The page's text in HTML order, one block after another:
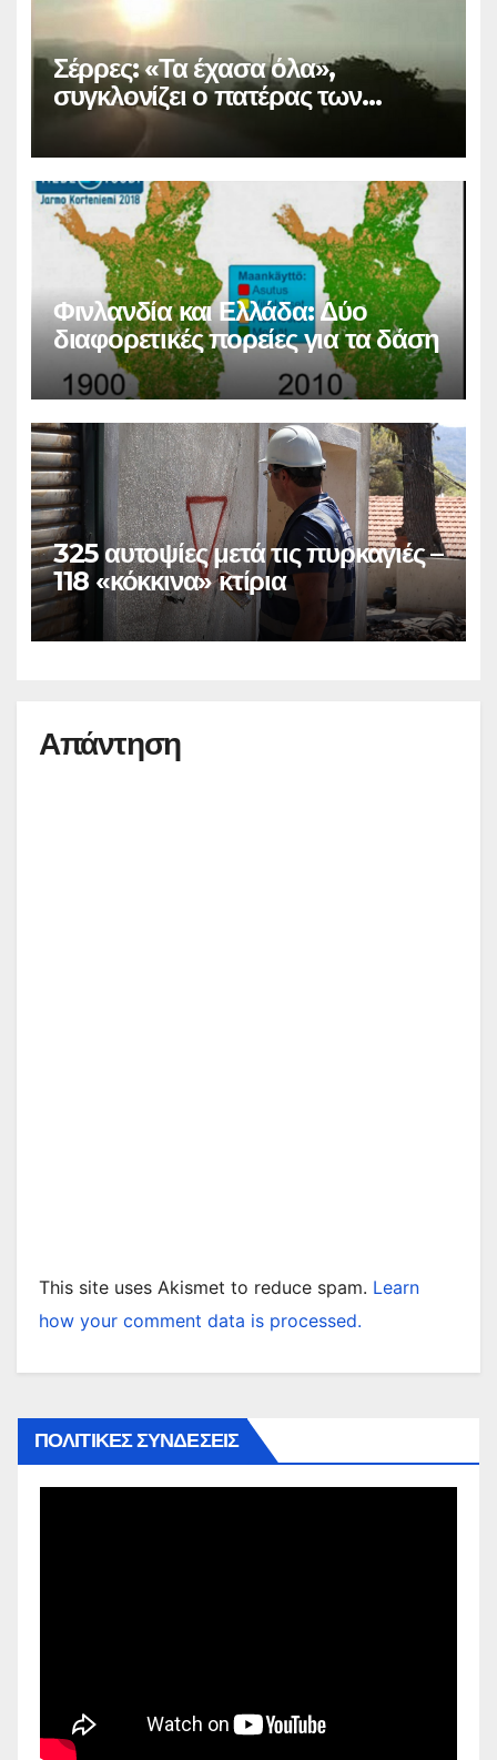
Σέρρες: «Τα έχασα όλα»,
συγκλονίζει ο πατέρας των
θυμάτων
Φινλανδία και Ελλάδα: Δύο
διαφορετικές πορείες για τα δάση
325 αυτοψίες μετά τις πυρκαγιές –
118 «κόκκινα» κτίρια
Απάντηση
This site uses Akismet to reduce spam. Learn
how your comment data is processed.
ΠΟΛΙΤΙΚΕΣ ΣΥΝΔΕΣΕΙΣ